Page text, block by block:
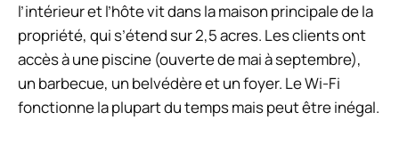
l’intérieur et l’hôte vit dans la maison principale de la
propriété, qui s’étend sur 2,5 acres. Les clients ont
accès à une piscine (ouverte de mai à septembre),
un barbecue, un belvédère et un foyer. Le Wi-Fi
fonctionne la plupart du temps mais peut être inégal.